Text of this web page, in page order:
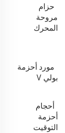
حزام
مروحة
المحرك
مورد أحزمة
بولي V
أحجام
أحزمة
التوقيت